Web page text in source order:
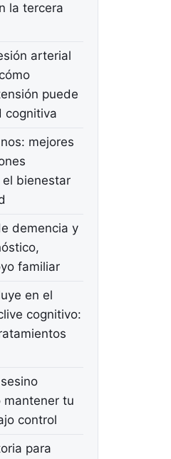
la tercera
arterial
puede
cognitiva
mejores
bienestar
demencia y
familiar
en el
cognitivo:
mantener tu
control
para